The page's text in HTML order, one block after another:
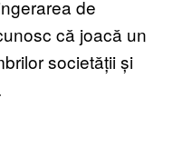
de
că joacă un
societății și